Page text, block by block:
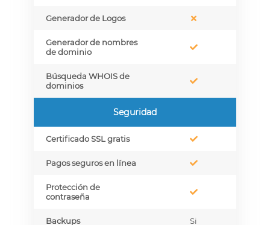
Generador de Logos
Generador de nombres
de dominio
Búsqueda WHOIS de
dominios
Seguridad
Certificado SSL gratis
Pagos seguros en línea
Protección de
contraseña
Backups Si